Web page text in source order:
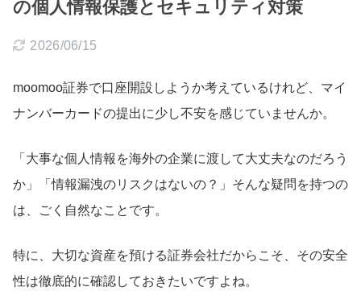
の個人情報保護とセキュリティ対策
2026/06/15
moomoo証券で口座開設しようか考えているけれど、マイ
ナンバーカードの提出に少し不安を感じていませんか。
「大事な個人情報を海外の企業に渡して大丈夫なのだろう
か」「情報漏洩のリスクはないの？」そんな疑問を持つの
は、ごく自然なことです。
特に、大切な資産を預ける証券会社だからこそ、その安全
性は徹底的に確認しておきたいですよね。